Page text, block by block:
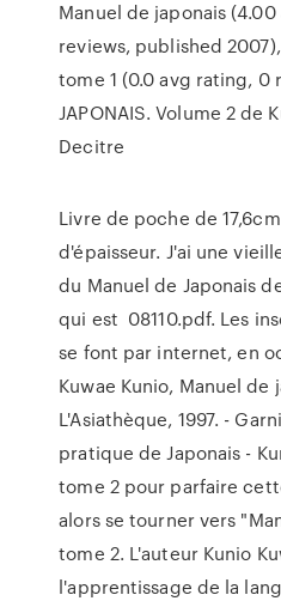
Manuel de japonais
reviews, published
tome 1 (0.0 avg rating, 0
JAPONAIS. Volume 2 de
Decitre
Livre de poche de
d'épaisseur. J'ai une
du Manuel de Japonais
qui est 08110.pdf. Les
se font par internet, en
Kuwae Kunio, Manuel de
L'Asiathèque, 1997. -
pratique de Japonais -
tome 2 pour parfaire
alors se tourner vers
tome 2. L'auteur Kunio
l'apprentissage de la